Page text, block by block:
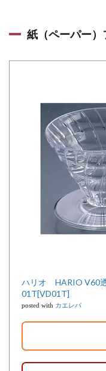
紙（ペーパー）
ハリオ HARIO V60
01T[VD01T]
posted with カエレバ